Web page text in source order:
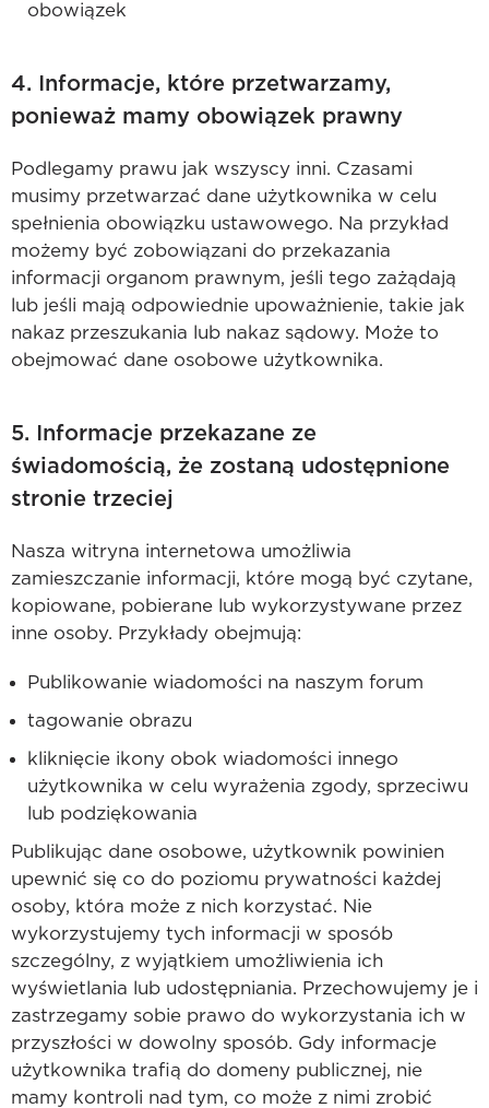
obowiązek
4. Informacje, które przetwarzamy,
ponieważ mamy obowiązek prawny
Podlegamy prawu jak wszyscy inni. Czasami
musimy przetwarzać dane użytkownika w celu
spełnienia obowiązku ustawowego. Na przykład
możemy być zobowiązani do przekazania
informacji organom prawnym, jeśli tego zażądają
lub jeśli mają odpowiednie upoważnienie, takie jak
nakaz przeszukania lub nakaz sądowy. Może to
obejmować dane osobowe użytkownika.
5. Informacje przekazane ze
świadomością, że zostaną udostępnione
stronie trzeciej
Nasza witryna internetowa umożliwia
zamieszczanie informacji, które mogą być czytane,
kopiowane, pobierane lub wykorzystywane przez
inne osoby. Przykłady obejmują:
Publikowanie wiadomości na naszym forum
tagowanie obrazu
kliknięcie ikony obok wiadomości innego
użytkownika w celu wyrażenia zgody, sprzeciwu
lub podziękowania
Publikując dane osobowe, użytkownik powinien
upewnić się co do poziomu prywatności każdej
osoby, która może z nich korzystać. Nie
wykorzystujemy tych informacji w sposób
szczególny, z wyjątkiem umożliwienia ich
wyświetlania lub udostępniania. Przechowujemy je i
zastrzegamy sobie prawo do wykorzystania ich w
przyszłości w dowolny sposób. Gdy informacje
użytkownika trafią do domeny publicznej, nie
mamy kontroli nad tym, co może z nimi zrobić